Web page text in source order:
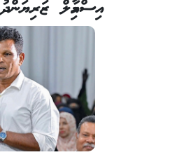
އިސްމާއިލް ޒަރިޔަންދު